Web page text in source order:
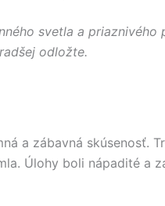
svetla a
odložte.
a zábavná skúsenosť.
Úlohy boli nápadité a